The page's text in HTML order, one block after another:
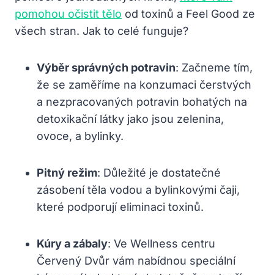
pomohou očistit tělo od toxinů a Feel Good ze
všech stran. Jak to celé funguje?
Výběr správných potravin: Začneme tím,
že se zaměříme na konzumaci čerstvých
a nezpracovaných potravin bohatých na
detoxikační látky jako jsou zelenina,
ovoce, a bylinky.
Pitný režim: Důležité je dostatečné
zásobení těla vodou a bylinkovými čaji,
které podporují eliminaci toxinů.
Kúry a zábaly: Ve Wellness centru
Červený Dvůr vám nabídnou speciální